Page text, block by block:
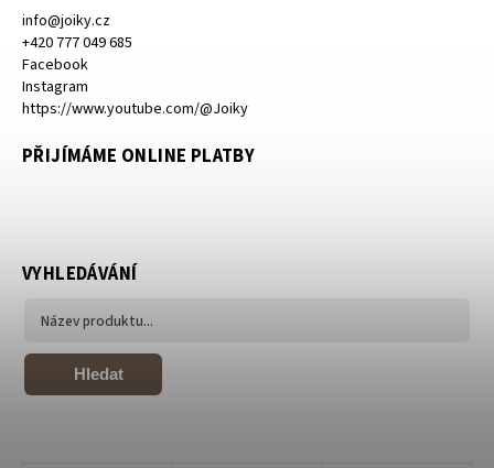
info@joiky.cz
+420 777 049 685
Facebook
Instagram
https://www.youtube.com/@Joiky
PŘIJÍMÁME ONLINE PLATBY
VYHLEDÁVÁNÍ
Hledat